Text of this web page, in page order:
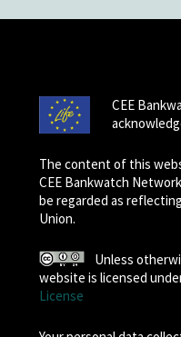
CEE
The content of this
CEE Bankwatch
be regarded as
Union.
Unless
website is licensed
License